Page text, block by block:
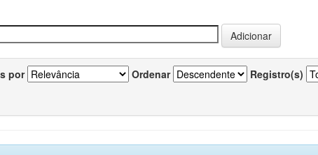
por Ordenar Registro(s)